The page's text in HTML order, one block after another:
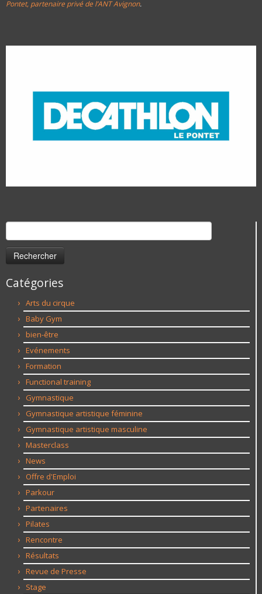
Pontet, partenaire privé de l’ANT Avignon.
Rechercher :
Catégories
Arts du cirque
Baby Gym
bien-être
Evénements
Formation
Functional training
Gymnastique
Gymnastique artistique féminine
Gymnastique artistique masculine
Masterclass
News
Offre d'Emploi
Parkour
Partenaires
Pilates
Rencontre
Résultats
Revue de Presse
Stage